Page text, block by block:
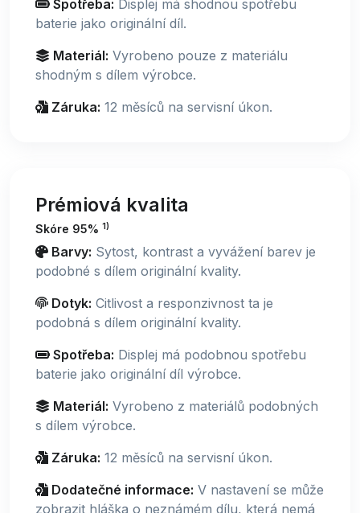
Spotřeba: Displej má shodnou spotřebu
baterie jako originální díl.
Materiál: Vyrobeno pouze z materiálu
shodným s dílem výrobce.
Záruka: 12 měsíců na servisní úkon.
Prémiová kvalita
Skóre 95% 1)
Barvy: Sytost, kontrast a vyvážení barev je
podobné s dílem originální kvality.
Dotyk: Citlivost a responzivnost ta je
podobná s dílem originální kvality.
Spotřeba: Displej má podobnou spotřebu
baterie jako originální díl výrobce.
Materiál: Vyrobeno z materiálů podobných
s dílem výrobce.
Záruka: 12 měsíců na servisní úkon.
Dodatečné informace: V nastavení se může
zobrazit hláška o neznámém dílu, která nemá